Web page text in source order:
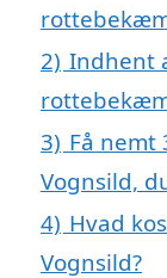
2) Indhent
3) Få
Vognsild,
4) Hvad
Vognsild?